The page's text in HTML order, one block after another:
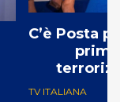
C’è Posta
TV ITALIANA